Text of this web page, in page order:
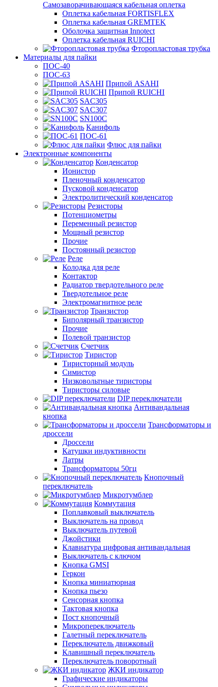
Самозаворачивающаяся кабельная оплетка
Оплетка кабельная FORTISFLEX
Оплетка кабельная GREMTEK
Оболочка защитная Innotect
Оплетка кабельная RUICHI
Фторопластовая трубка
Материалы для пайки
ПОС-40
ПОС-63
Припой ASAHI
Припой RUICHI
SAC305
SAC307
SN100C
Канифоль
ПОС-61
Флюс для пайки
Электронные компоненты
Конденсатор
Ионистор
Пленочный конденсатор
Пусковой конденсатор
Электролитический конденсатор
Резисторы
Потенциометры
Переменный резистор
Мощный резистор
Прочие
Постоянный резистор
Реле
Колодка для реле
Контактор
Радиатор твердотельного реле
Твердотельное реле
Электромагнитное реле
Транзистор
Биполярный транзистор
Прочие
Полевой транзистор
Счетчик
Тиристор
Тиристорный модуль
Симистор
Низковольтные тиристоры
Тиристоры силовые
DIP переключатели
Антивандальная
кнопка
Трансформаторы и
дроссели
Дроссели
Катушки индуктивности
Латры
Трансформаторы 50гц
Кнопочный
переключатель
Микротумблер
Коммутация
Поплавковый выключатель
Выключатель на провод
Выключатель путевой
Джойстики
Клавиатура цифровая антивандальная
Выключатель с ключом
Кнопка GMSI
Геркон
Кнопка миниатюрная
Кнопка пьезо
Сенсорная кнопка
Тактовая кнопка
Пост кнопочный
Микропереключатель
Галетный переключатель
Переключатель движковый
Клавишный переключатель
Переключатель поворотный
ЖКИ индикатор
Графические индикаторы